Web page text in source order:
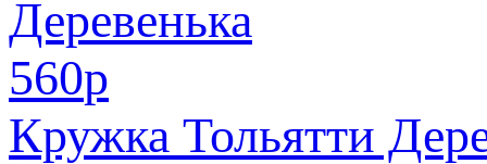
560p
Кружка Тольятти